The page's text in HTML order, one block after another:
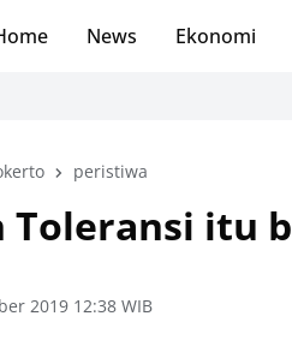
News Ekonomi
peristiwa
Toleransi itu
2019 12:38 WIB